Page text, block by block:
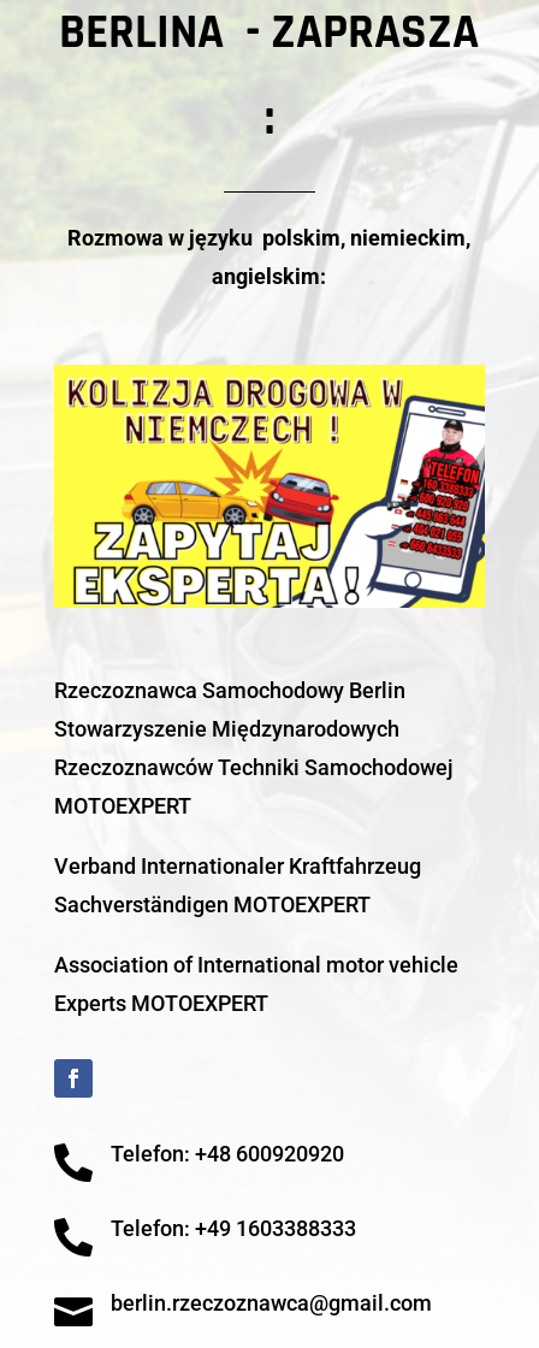
BERLINA - ZAPRASZA
:
Rozmowa w języku polskim, niemieckim,
angielskim:
Rzeczoznawca Samochodowy Berlin
Stowarzyszenie Międzynarodowych
Rzeczoznawców Techniki Samochodowej
MOTOEXPERT
Verband Internationaler Kraftfahrzeug
Sachverständigen MOTOEXPERT
Association of International motor vehicle
Experts MOTOEXPERT
 Telefon: +48 600920920
 Telefon: +49 1603388333
 berlin.rzeczoznawca@gmail.com